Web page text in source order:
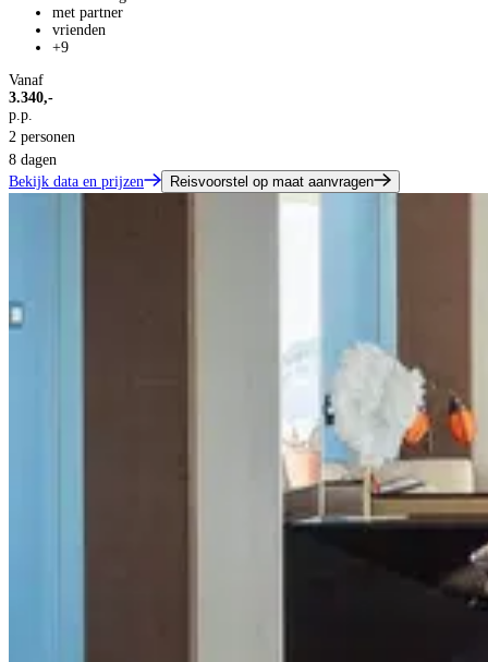
met partner
vrienden
+9
Vanaf
3.340,-
p.p.
2 personen
8 dagen
Bekijk data en prijzen
Reisvoorstel op maat aanvragen